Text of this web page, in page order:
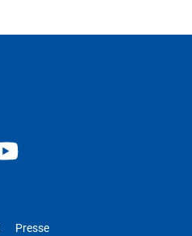
Presse